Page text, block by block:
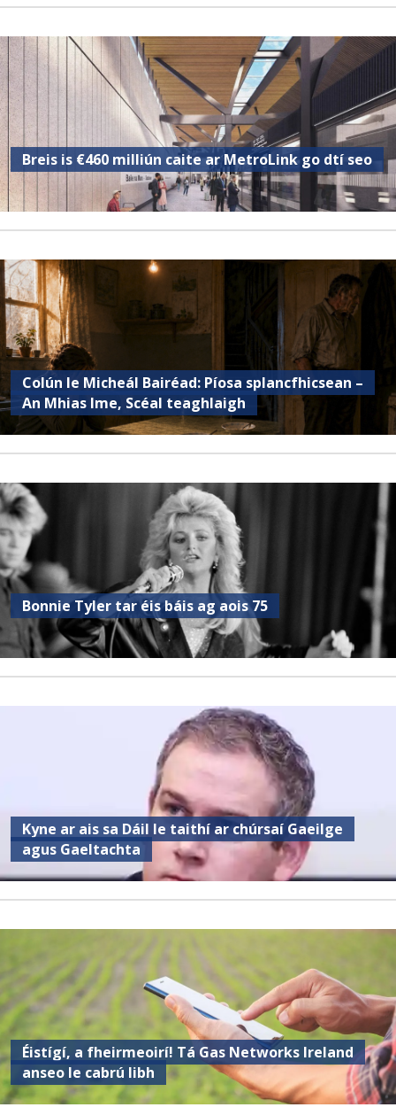
Breis is €460 milliún caite ar MetroLink go dtí seo
Colún le Micheál Bairéad: Píosa splancfhicsean –
An Mhias Ime, Scéal teaghlaigh
Bonnie Tyler tar éis báis ag aois 75
Kyne ar ais sa Dáil le taithí ar chúrsaí Gaeilge
agus Gaeltachta
Éistígí, a fheirmeoirí! Tá Gas Networks Ireland
anseo le cabrú libh